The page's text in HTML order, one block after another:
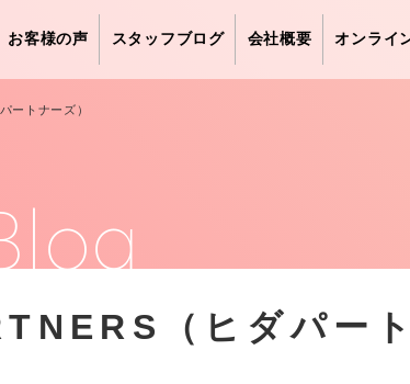
お客様の声 スタッフブログ 会社概要 オンライ
ートナーズ）
（ヒダパート